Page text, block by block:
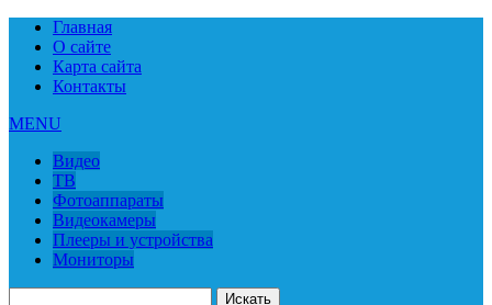
Главная
О сайте
Карта сайта
Контакты
MENU
Видео
ТВ
Фотоаппараты
Видеокамеры
Плееры и устройства
Мониторы